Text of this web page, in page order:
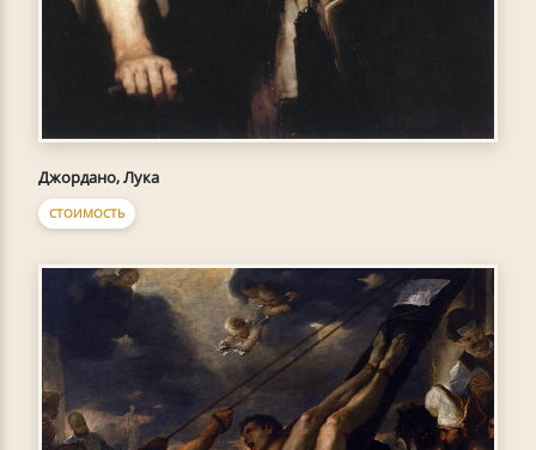
Джордано, Лука
СТОИМОСТЬ